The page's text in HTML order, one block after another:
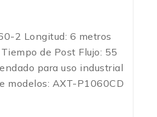
2 Longitud: 6 metros
de Post Flujo: 55
para uso industrial
modelos: AXT-P1060CD